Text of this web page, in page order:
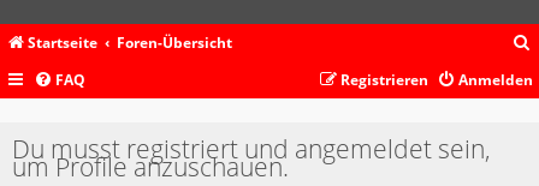
Startseite Foren-Übersicht
c
FAQ Anmelden
Registrieren
Du musst registriert und angemeldet sein,
um Profile anzuschauen.